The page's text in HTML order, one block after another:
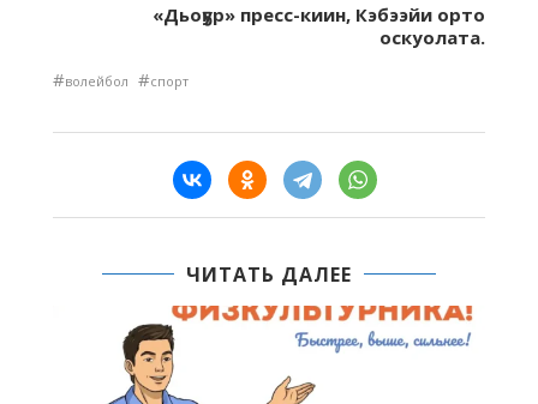
«Дьоҕур» пресс-киин, Кэбээйи орто
оскуолата.
#волейбол #спорт
ЧИТАТЬ ДАЛЕЕ